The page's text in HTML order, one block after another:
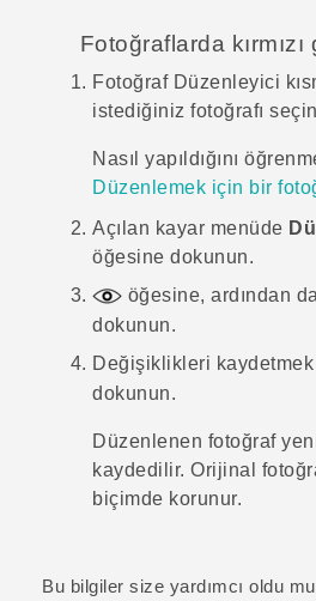
Fotoğraflarda
Fotoğraf Düzenleyici
istediğiniz fotoğrafı
Nasıl yapıldığını
Düzenlemek için bir
Açılan kayar menüde
öğesine dokunun.
öğesine, ardından da
dokunun.
Değişiklikleri
dokunun.
Düzenlenen fotoğraf
kaydedilir. Orijinal
biçimde korunur.
Bu bilgiler size yardımcı oldu